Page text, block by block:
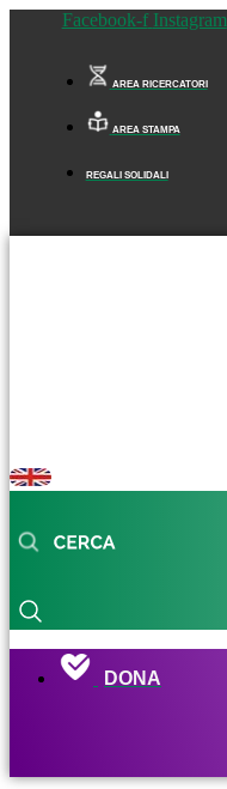
Facebook-f Instagram
AREA RICERCATORI
AREA STAMPA
REGALI SOLIDALI
DONA